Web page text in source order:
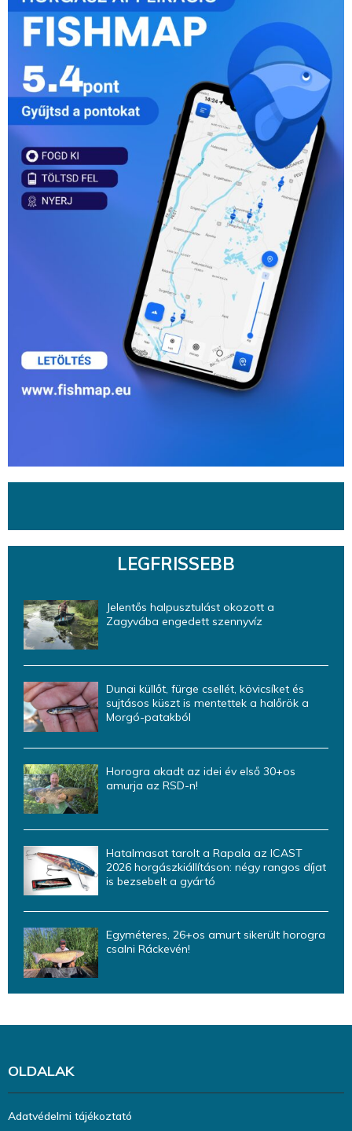
LEGFRISSEBB
Jelentős halpusztulást okozott a
Zagyvába engedett szennyvíz
Dunai küllőt, fürge csellét, kövicsíket és
sujtásos küszt is mentettek a halőrök a
Morgó-patakból
Horogra akadt az idei év első 30+os
amurja az RSD-n!
Hatalmasat tarolt a Rapala az ICAST
2026 horgászkiállításon: négy rangos díjat
is bezsebelt a gyártó
Egyméteres, 26+os amurt sikerült horogra
csalni Ráckevén!
OLDALAK
Adatvédelmi tájékoztató